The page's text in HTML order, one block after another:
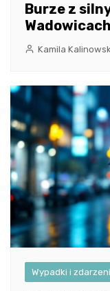
Burze z
Kamila
Wypadki i